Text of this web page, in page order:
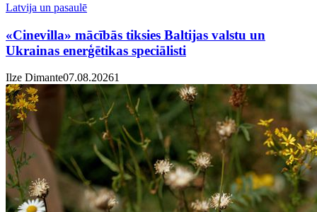
Latvija un pasaulē
«Cinevilla» mācībās tiksies Baltijas valstu un
Ukrainas enerģētikas speciālisti
Ilze Dimante07.08.20261